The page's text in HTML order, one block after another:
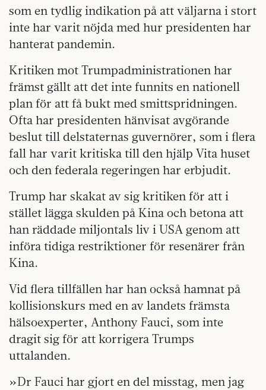
som en tydlig indikation på att väljarna i stort
inte har varit nöjda med hur presidenten har
hanterat pandemin.
Kritiken mot Trumpadministrationen har
främst gällt att det inte funnits en nationell
plan för att få bukt med smittspridningen.
Ofta har presidenten hänvisat avgörande
beslut till delstaternas guvernörer, som i flera
fall har varit kritiska till den hjälp Vita huset
och den federala regeringen har erbjudit.
Trump har skakat av sig kritiken för att i
stället lägga skulden på Kina och betona att
han räddade miljontals liv i USA genom att
införa tidiga restriktioner för resenärer från
Kina.
Vid flera tillfällen har han också hamnat på
kollisionskurs med en av landets främsta
hälsoexperter, Anthony Fauci, som inte
dragit sig för att korrigera Trumps
uttalanden.
»Dr Fauci har gjort en del misstag, men jag